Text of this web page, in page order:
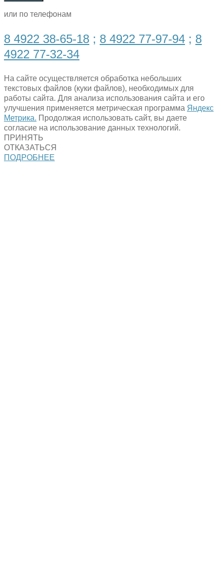
или по телефонам
8 4922 38-65-18 ; 8 4922 77-97-94 ; 8
4922 77-32-34
На сайте осуществляется обработка небольших
текстовых файлов (куки файлов), необходимых для
работы сайта. Для анализа использования сайта и его
улучшения применяется метрическая программа Яндекс
Метрика. Продолжая использовать сайт, вы даете
согласие на использование данных технологий.
ПРИНЯТЬ
ОТКАЗАТЬСЯ
ПОДРОБНЕЕ